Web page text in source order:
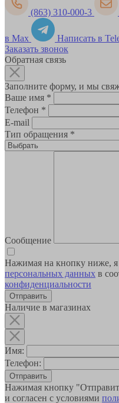
(863) 310-000-3
в Max
Написать в
Заказать звонок
Обратная связь
Заполните форму, и мы
Ваше имя *
Телефон *
E-mail
Тип обращения *
Сообщение
Нажимая на кнопку ниже,
персональных данных в
конфиденциальности
Наличие в магазинах
Имя:
Телефон:
Отправить
Нажимая кнопку
и согласен с условиями